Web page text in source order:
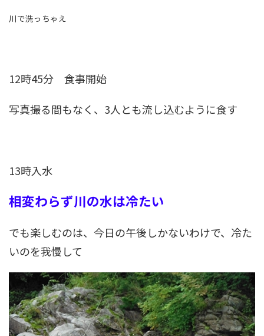
川で洗っちゃえ
12時45分 食事開始
写真撮る間もなく、3人とも流し込むように食す
13時入水
相変わらず川の水は冷たい
でも楽しむのは、今日の午後しかないわけで、冷た
いのを我慢して